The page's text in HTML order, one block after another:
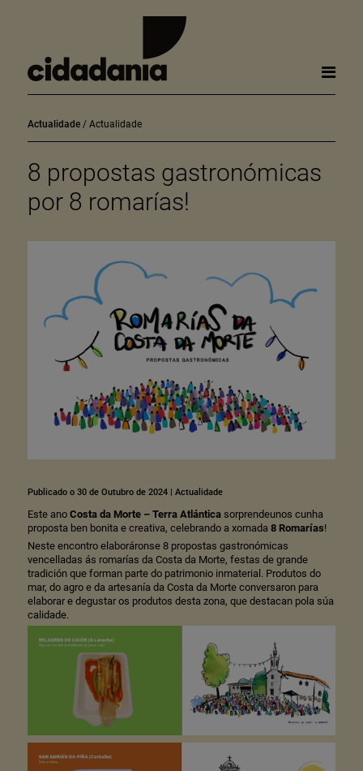
Actualidade Actualidade
8 propostas gastronómicas
por 8 romarías!
Publicado o 30 de Outubro de 2024| Actualidade
Este ano Costa da Morte – Terra Atlánticasorprendeunos cunha
proposta ben bonita e creativa, celebrando a xornada 8 Romarías!
Neste encontro elaboráronse 8 propostas gastronómicas
vencelladas ás romarías da Costa da Morte, festas de grande
tradición que forman parte do patrimonio inmaterial. Produtos do
mar, do agro e da artesanía da Costa da Morte conversaron para
elaborar e degustar os produtos desta zona, que destacan pola súa
calidade.